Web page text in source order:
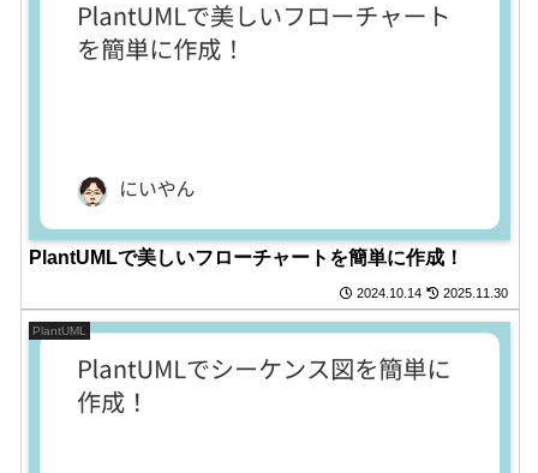
PlantUMLで美しいフローチャートを簡単に作成！
2024.10.14 2025.11.30
PlantUML